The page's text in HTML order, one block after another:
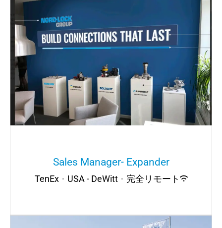
Sales Manager- Expander
TenEx · USA - DeWitt · 完全リモート